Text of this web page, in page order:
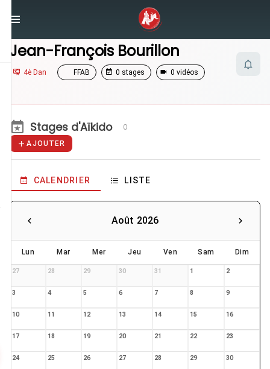
Jean-François Bourillon
Jean-François Bourillon
4è Dan FFAB 0 stages 0 vidéos
Stages d'Aïkido 0
AJOUTER
CALENDRIER LISTE
Août 2026
Lun Mar Mer Jeu Ven Sam Dim
27 28 29 30 31 1 2
3 4 5 6 7 8 9
10 11 12 13 14 15 16
17 18 19 20 21 22 23
24 25 26 27 28 29 30